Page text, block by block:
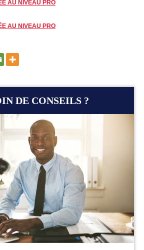
AU NIVEAU PRO
AU NIVEAU PRO
DE CONSEILS ?